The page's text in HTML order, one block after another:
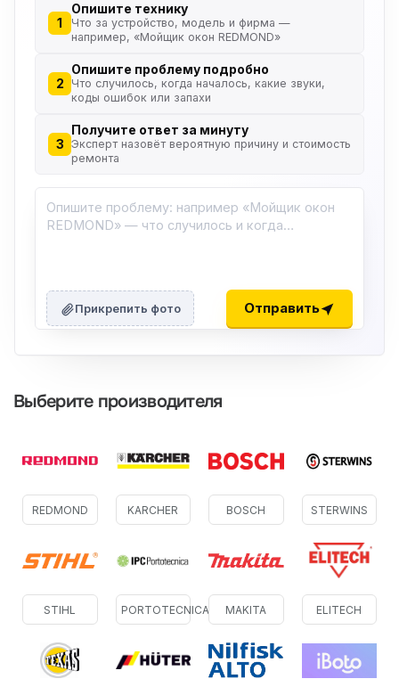
1
Опишите технику
Что за устройство, модель и фирма —
например, «Мойщик окон REDMOND»
2
Опишите проблему подробно
Что случилось, когда началось, какие звуки,
коды ошибок или запахи
3
Получите ответ за минуту
Эксперт назовёт вероятную причину и стоимость
ремонта
Прикрепить фото Отправить
Выберите производителя
REDMOND KARCHER BOSCH STERWINS
STIHL PORTOTECNICA MAKITA ELITECH